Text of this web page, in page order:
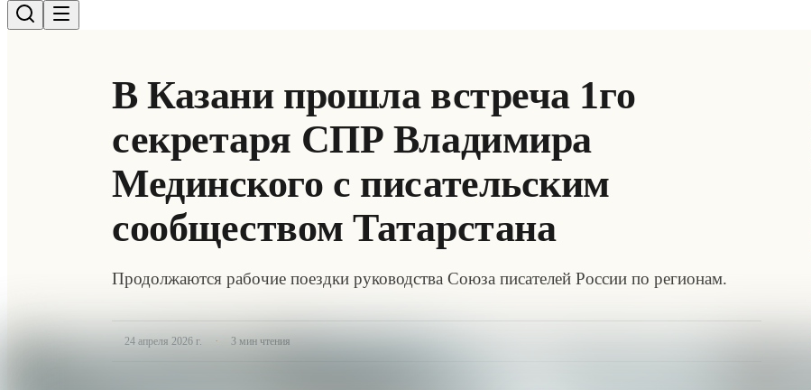
В Казани прошла встреча 1го
секретаря СПР Владимира
Мединского с писательским
сообществом Татарстана
Продолжаются рабочие поездки руководства Союза писателей России по регионам.
24 апреля 2026 г. · 3 мин чтения